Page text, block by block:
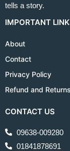
tells a story.
IMPORTANT
About
Contact
Privacy Policy
Refund and
CONTACT US
09638-009280
01841878691